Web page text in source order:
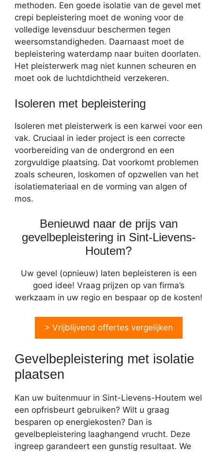
methoden. Een goede isolatie van de gevel met
crepi bepleistering moet de woning voor de
volledige levensduur beschermen tegen
weersomstandigheden. Daarnaast moet de
bepleistering waterdamp naar buiten doorlaten.
Het pleisterwerk mag niet kunnen scheuren en
moet ook de luchtdichtheid verzekeren.
Isoleren met bepleistering
Isoleren met pleisterwerk is een karwei voor een
vak. Cruciaal in ieder project is een correcte
voorbereiding van de ondergrond en een
zorgvuldige plaatsing. Dat voorkomt problemen
zoals scheuren, loskomen of opzwellen van het
isolatiemateriaal en de vorming van algen of
mos.
Benieuwd naar de prijs van
gevelbepleistering in Sint-Lievens-
Houtem?
Uw gevel (opnieuw) laten bepleisteren is een
goed idee! Vraag prijzen op van firma’s
werkzaam in uw regio en bespaar op de kosten!
> Vrijblijvend offertes vergelijken
Gevelbepleistering met isolatie
plaatsen
Kan uw buitenmuur in Sint-Lievens-Houtem wel
een opfrisbeurt gebruiken? Wilt u graag
besparen op energiekosten? Dan is
gevelbepleistering laaghangend vrucht. Deze
ingreep garandeert een gunstig resultaat. We